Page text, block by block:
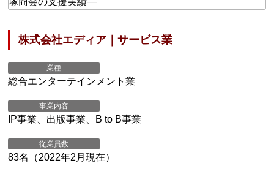
株式会社エディア｜サービス業
業種
総合エンターテインメント業
事業内容
IP事業、出版事業、B to B事業
従業員数
83名（2022年2月現在）